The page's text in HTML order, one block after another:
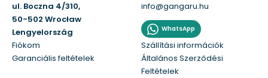
ul. Boczna 4/310,
50-502 Wrocław
Lengyelország
info@gangaru.hu
WhatsApp
Fiókom
Szállítási információk
Garanciális feltételek
Általános Szerződési
Feltételek